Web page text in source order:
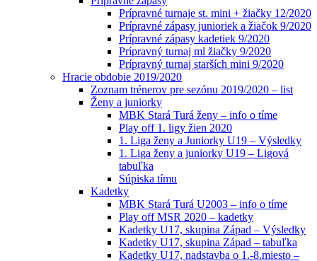
Prípravné turnaje st. mini + žiačky 12/2020
Prípravné zápasy junioriek a žiačok 9/2020
Prípravné zápasy kadetiek 9/2020
Prípravný turnaj ml žiačky 9/2020
Prípravný turnaj starších mini 9/2020
Hracie obdobie 2019/2020
Zoznam trénerov pre sezónu 2019/2020 – list
Ženy a juniorky
MBK Stará Turá ženy – info o tíme
Play off 1. ligy žien 2020
1. Liga ženy a Juniorky U19 – Výsledky
1. Liga ženy a juniorky U19 – Ligová
tabuľka
Súpiska tímu
Kadetky
MBK Stará Turá U2003 – info o tíme
Play off MSR 2020 – kadetky
Kadetky U17, skupina Západ – Výsledky
Kadetky U17, skupina Západ – tabuľka
Kadetky U17, nadstavba o 1.-8.miesto –